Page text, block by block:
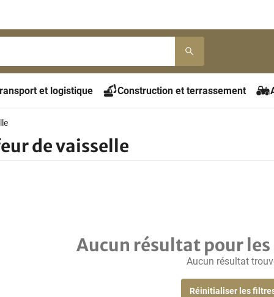
et logistique Construction et terrassement
de vaisselle
Aucun résultat pour
Aucun résultat
Réinitialiser les